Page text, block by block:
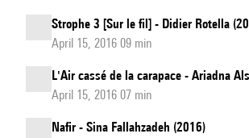
Strophe 3 [Sur le fil] - Didier Rotella
April 15, 2016 09 min
L'Air cassé de la carapace - Ariadna
April 15, 2016 07 min
Nafir - Sina Fallahzadeh (2016)